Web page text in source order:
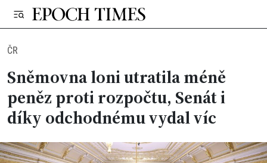
ČR
Sněmovna loni utratila méně
peněz proti rozpočtu, Senát i
díky odchodnému vydal víc